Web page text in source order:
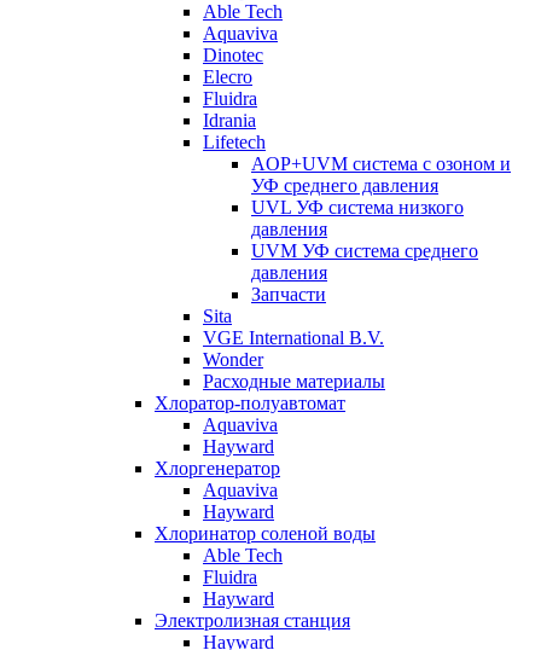
Able Tech
Aquaviva
Dinotec
Elecro
Fluidra
Idrania
Lifetech
AOP+UVM система с озоном и
УФ среднего давления
UVL УФ система низкого
давления
UVM УФ система среднего
давления
Запчасти
Sita
VGE International B.V.
Wonder
Расходные материалы
Хлоратор-полуавтомат
Aquaviva
Hayward
Хлоргенератор
Aquaviva
Hayward
Хлоринатор соленой воды
Able Tech
Fluidra
Hayward
Электролизная станция
Hayward